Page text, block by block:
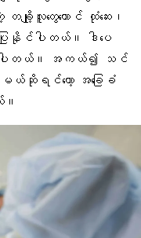
ချို့လူတွေတောင် ထုံဆေး၊
းပြုနိုင်ပါတယ်။ ဒါပေ
တ်ပါတယ်။ အကယ်၍ သင်
မယ်ဆိုရင်တော့ အခြေခံ
။